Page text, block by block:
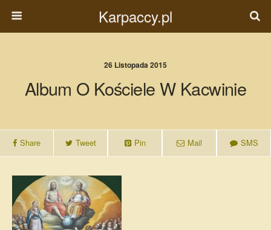
Karpaccy.pl
26 Listopada 2015
Album O Kościele W Kacwinie
Share Tweet Pin Mail SMS